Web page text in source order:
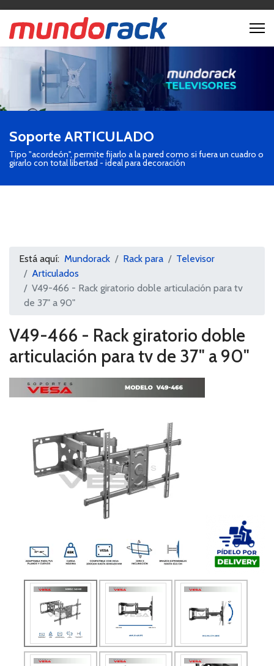
Soporte ARTICULADO
Tipo "acordeón", permite fijarlo a la pared como si fuera un cuadro o
girarlo con total libertad - ideal para decoración
Está aquí: Mundorack Rack para
Televisor
Articulados
V49-466 - Rack giratorio doble articulación para tv
de 37" a 90"
V49-466 - Rack giratorio doble
articulación para tv de 37" a 90"